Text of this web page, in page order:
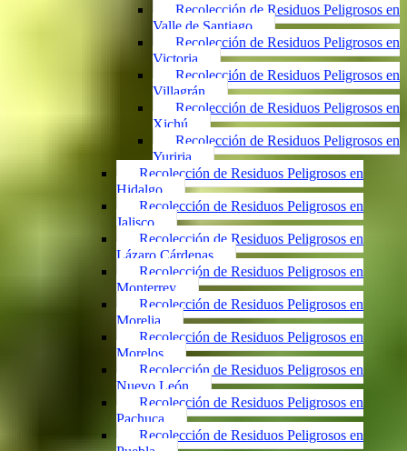
Recolección de Residuos Peligrosos en
Valle de Santiago
Recolección de Residuos Peligrosos en
Victoria
Recolección de Residuos Peligrosos en
Villagrán
Recolección de Residuos Peligrosos en
Xichú
Recolección de Residuos Peligrosos en
Yuriria
Recolección de Residuos Peligrosos en
Hidalgo
Recolección de Residuos Peligrosos en
Jalisco
Recolección de Residuos Peligrosos en
Lázaro Cárdenas
Recolección de Residuos Peligrosos en
Monterrey
Recolección de Residuos Peligrosos en
Morelia
Recolección de Residuos Peligrosos en
Morelos
Recolección de Residuos Peligrosos en
Nuevo León
Recolección de Residuos Peligrosos en
Pachuca
Recolección de Residuos Peligrosos en